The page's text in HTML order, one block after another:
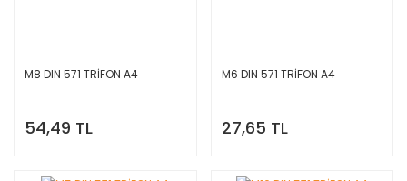
M8 DIN 571 TRİFON A4
54,49 TL
M6 DIN 571 TRİFON A4
27,65 TL